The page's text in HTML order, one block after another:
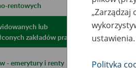
rentowych
lub
zakładów pracy
- emerytury i renty
„Zarządzaj
Polityka